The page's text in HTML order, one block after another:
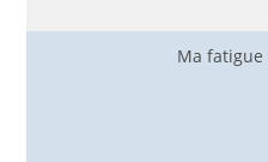
Ma fatigue